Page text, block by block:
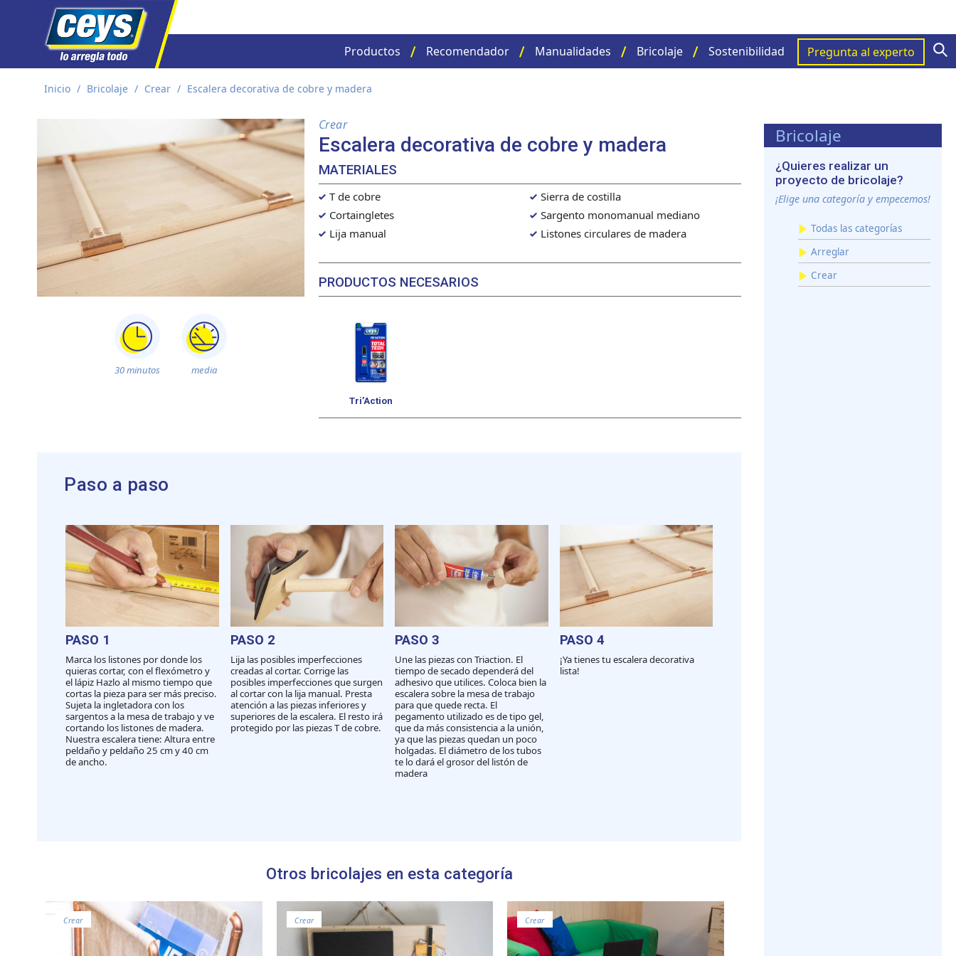
Productos Recomendador Manualidades Bricolaje Sostenibilidad Pregunta al experto
Inicio / Bricolaje / Crear / Escalera decorativa de cobre y madera
30 minutos media
Crear
Escalera decorativa de cobre y madera
MATERIALES
T de cobre
Sierra de costilla
Cortaingletes
Sargento monomanual mediano
Lija manual
Listones circulares de madera
PRODUCTOS NECESARIOS
Tri’Action
Paso a paso
PASO 1
Marca los listones por donde los
quieras cortar, con el flexómetro y
el lápiz Hazlo al mismo tiempo que
cortas la pieza para ser más preciso.
Sujeta la ingletadora con los
sargentos a la mesa de trabajo y ve
cortando los listones de madera.
Nuestra escalera tiene: Altura entre
peldaño y peldaño 25 cm y 40 cm
de ancho.
PASO 2
Lija las posibles imperfecciones
creadas al cortar. Corrige las
posibles imperfecciones que surgen
al cortar con la lija manual. Presta
atención a las piezas inferiores y
superiores de la escalera. El resto irá
protegido por las piezas T de cobre.
PASO 3
Une las piezas con Triaction. El
tiempo de secado dependerá del
adhesivo que utilices. Coloca bien la
escalera sobre la mesa de trabajo
para que quede recta. El
pegamento utilizado es de tipo gel,
que da más consistencia a la unión,
ya que las piezas quedan un poco
holgadas. El diámetro de los tubos
te lo dará el grosor del listón de
madera
PASO 4
¡Ya tienes tu escalera decorativa
lista!
Otros bricolajes en esta categoría
Crear Crear Crear
Bricolaje
¿Quieres realizar un
proyecto de bricolaje?
¡Elige una categoría y empecemos!
Todas las categorías
Arreglar
Crear